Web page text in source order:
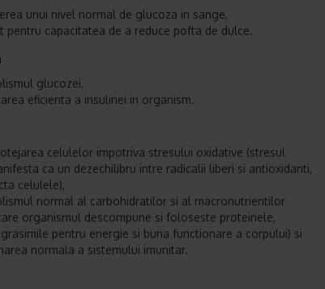
unui nivel normal de glucoza in sange,
pentru capacitatea de a reduce pofta de dulce.
glucozei,
eficienta a insulinei in organism.
celulelor impotriva stresului oxidative (stresul
ca un dezechilibru intre radicalii liberi si antioxidanti,
celulele),
normal al carbohidratilor si al macronutrientilor
organismul descompune si foloseste proteinele,
pentru energie si buna functionare a corpului) si
normala a sistemului imunitar.